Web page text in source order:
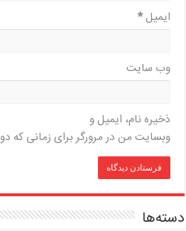
ایمیل*
وب‌ سایت
ذخیره نام، ایمیل و
وبسایت من در مرورگر برای زمانی که
دسته‌ها